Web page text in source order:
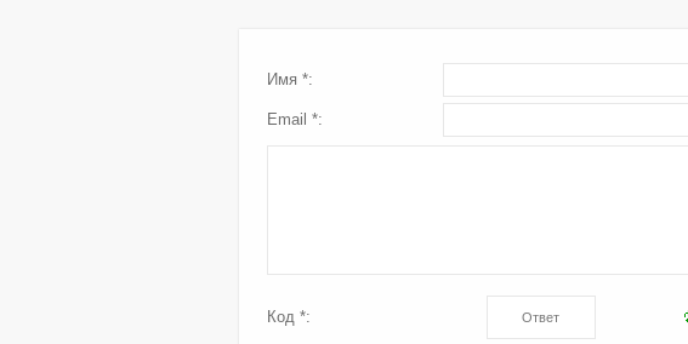
Имя *:
Email *:
Код *: